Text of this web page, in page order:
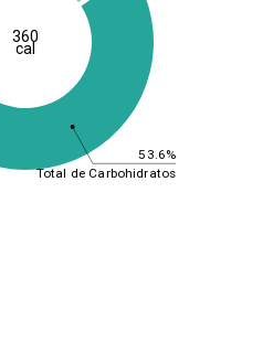
53.6%
Total de Carbohidratos
360
cal